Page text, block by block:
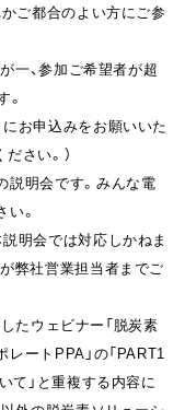
ご都合のよい方にご参
一、参加ご希望者が超
お申込みをお願いいた
さい。）
説明会です。みんな電
。
明会では対応しかねま
弊社営業担当者までご
たウェビナー「脱炭素
ートPPA」の「PART1
」と重複する内容に